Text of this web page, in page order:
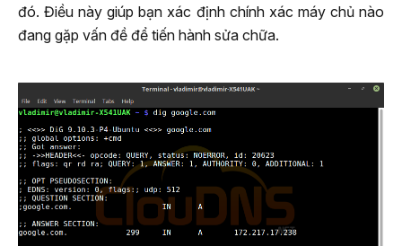
đó. Điều này giúp bạn xác định chính xác máy chủ nào
đang gặp vấn đề để tiến hành sửa chữa.